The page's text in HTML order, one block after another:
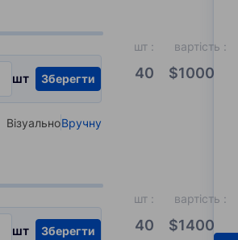
шт Зберегти
шт :
40
вартість :
$1000.0
Select your type of input
ВізуальноВручну
шт Зберегти
шт :
40
вартість :
$1400.0